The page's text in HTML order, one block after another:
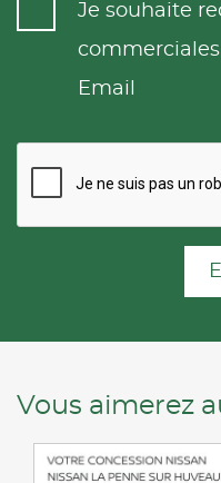
Je souhaite
Email
Vous aimerez